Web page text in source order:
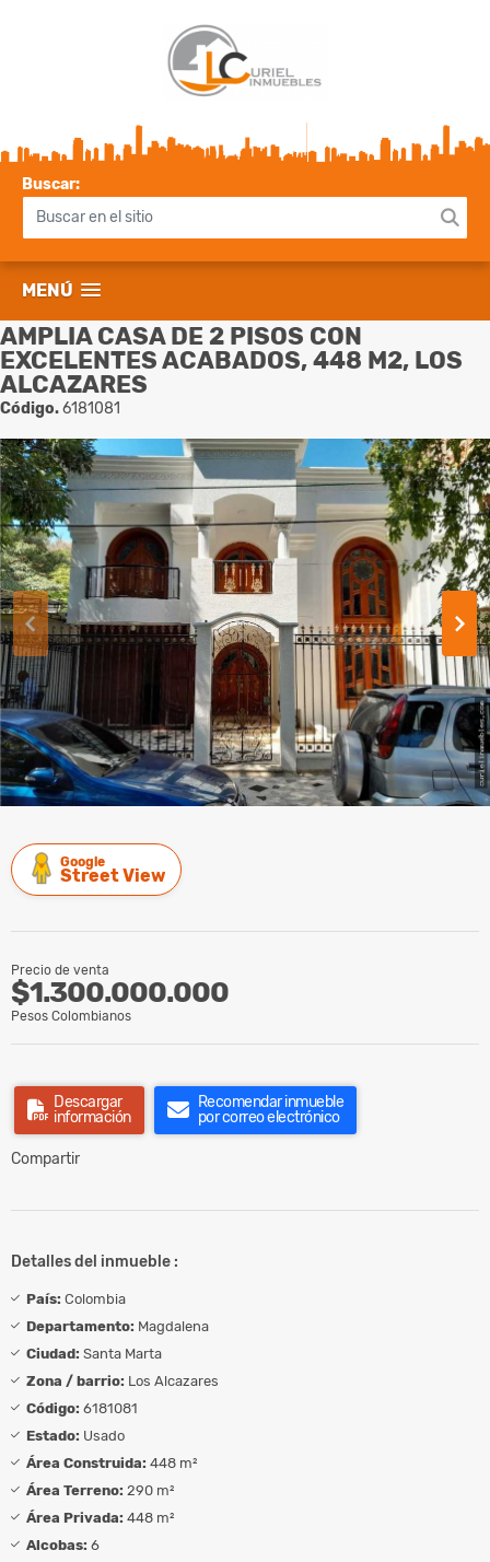
Buscar:
MENÚ
AMPLIA CASA DE 2 PISOS CON
EXCELENTES ACABADOS, 448 M2, LOS
ALCAZARES
Código.6181081
Google
Street View
Precio de venta
$1.300.000.000
Pesos Colombianos
Descargar
información
Recomendar inmueble
por correo electrónico
Compartir
Detalles del inmueble :
País: Colombia
Departamento: Magdalena
Ciudad: Santa Marta
Zona / barrio: Los Alcazares
Código: 6181081
Estado: Usado
Área Construida: 448 m²
Área Terreno: 290 m²
Área Privada: 448 m²
Alcobas: 6